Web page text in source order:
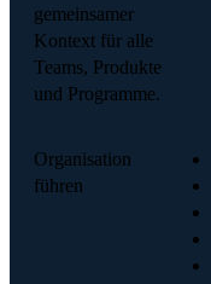
gemeinsamer
Kontext für alle
Teams, Produkte
und Programme.
Organisation
führen